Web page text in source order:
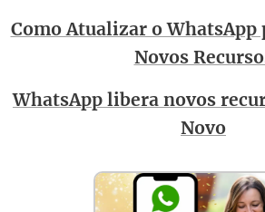
Como Atualizar o WhatsApp
Novos
WhatsApp libera novos
Novo